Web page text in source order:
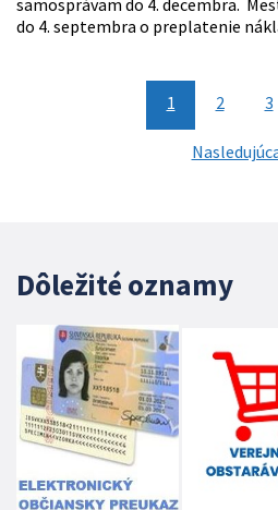
samosprávam do 4. decembra.
do 4. septembra o preplatenie
1 2 3
Dôležité oznamy